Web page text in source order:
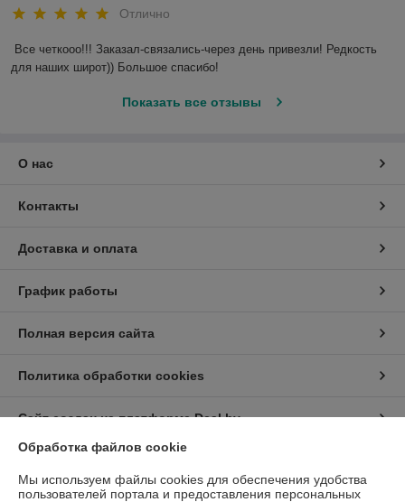
Отлично
Все четкооо!!! Заказал-связались-через день привезли! Редкость
для наших широт)) Большое спасибо!
Показать все отзывы
О нас
Контакты
Доставка и оплата
График работы
Полная версия сайта
Политика обработки cookies
Сайт создан на платформе Deal.by
Информация для покупателя
Обработка файлов cookie
Мы используем файлы cookies для обеспечения удобства
пользователей портала и предоставления персональных